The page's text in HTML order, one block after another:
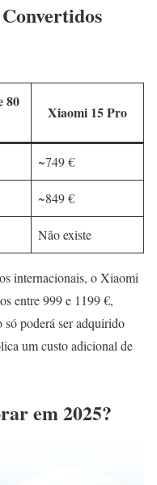
80
Xiaomi 15 Pro
~749 €
~849 €
Não existe
internacionais, o Xiaomi
entre 999 e 1199 €,
só poderá ser adquirido
um custo adicional de
em 2025?